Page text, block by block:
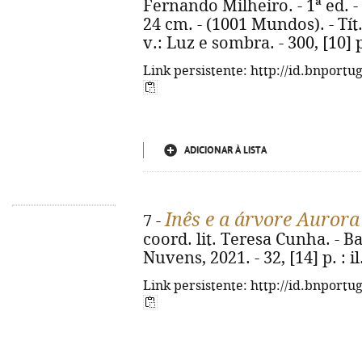
Fernando Milheiro. - 1ª ed.
24 cm. - (1001 Mundos). -
v.: Luz e sombra. - 300, [10]
Link persistente: http://
ADICIONAR À LISTA
7 -Inês e a árvore Aurora
coord. lit. Teresa Cunha. -
Nuvens, 2021. - 32, [14] p. :
Link persistente: http://